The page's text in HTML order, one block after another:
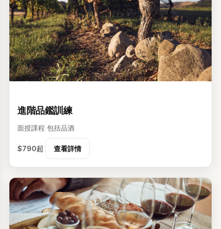
進階品鑑訓練
面授課程 包括品酒
$790起 查看詳情